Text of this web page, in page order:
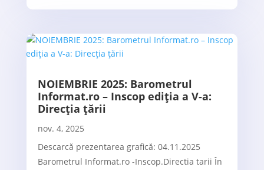
NOIEMBRIE 2025: Barometrul
Informat.ro – Inscop ediția a V-a:
Direcția țării
nov. 4, 2025
Descarcă prezentarea grafică: 04.11.2025
Barometrul Informat.ro -Inscop.Directia tarii În